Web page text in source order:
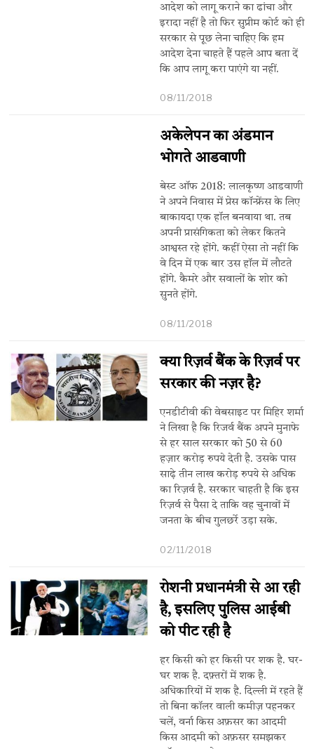
आदेश को लागू कराने का ढांचा और
इरादा नहीं है तो फिर सुप्रीम कोर्ट को ही
सरकार से पूछ लेना चाहिए कि हम
आदेश देना चाहते हैं पहले आप बता दें
कि आप लागू करा पाएंगे या नहीं.
08/11/2018
अकेलेपन का अंडमान
भोगते आडवाणी
बेस्ट ऑफ 2018: लालकृष्ण आडवाणी
ने अपने निवास में प्रेस कॉन्फ्रेंस के लिए
बाकायदा एक हॉल बनवाया था. तब
अपनी प्रासंगिकता को लेकर कितने
आश्वस्त रहे होंगे. कहीं ऐसा तो नहीं कि
वे दिन में एक बार उस हॉल में लौटते
होंगे. कैमरे और सवालों के शोर को
सुनते होंगे.
08/11/2018
क्या रिज़र्व बैंक के रिज़र्व पर
सरकार की नज़र है?
एनडीटीवी की वेबसाइट पर मिहिर शर्मा
ने लिखा है कि रिजर्व बैंक अपने मुनाफे
से हर साल सरकार को 50 से 60
हज़ार करोड़ रुपये देती है. उसके पास
साढ़े तीन लाख करोड़ रुपये से अधिक
का रिज़र्व है. सरकार चाहती है कि इस
रिज़र्व से पैसा दे ताकि वह चुनावों में
जनता के बीच गुलछर्रे उड़ा सके.
02/11/2018
रोशनी प्रधानमंत्री से आ रही
है, इसलिए पुलिस आईबी
को पीट रही है
हर किसी को हर किसी पर शक है. घर-
घर शक है. दफ़्तरों में शक है.
अधिकारियों में शक है. दिल्ली में रहते हैं
तो बिना कॉलर वाली कमीज़ पहनकर
चलें, वर्ना किस अफ़सर का आदमी
किस आदमी को अफ़सर समझकर